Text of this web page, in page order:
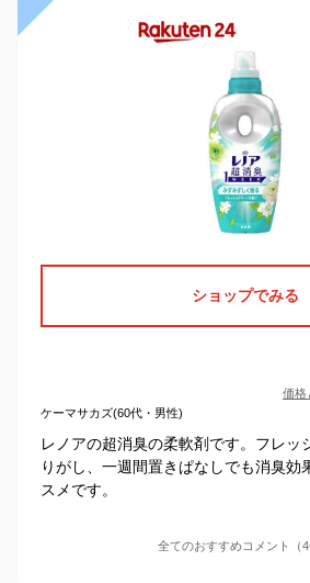
ショップでみる
価格
ケーマサカズ(60代・男性)
レノアの超消臭の柔軟剤です。フレッ
りがし、一週間置きぱなしでも消臭効
スメです。
全てのおすすめコメント（4